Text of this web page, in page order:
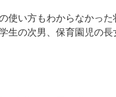
使い方もわからなかっ
生の次男、保育園児の